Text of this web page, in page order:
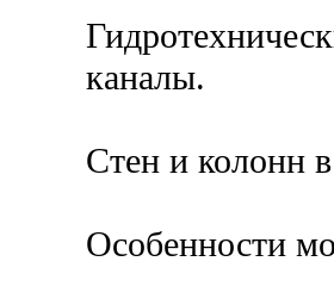
каналы.
Стен и колонн
Особенности